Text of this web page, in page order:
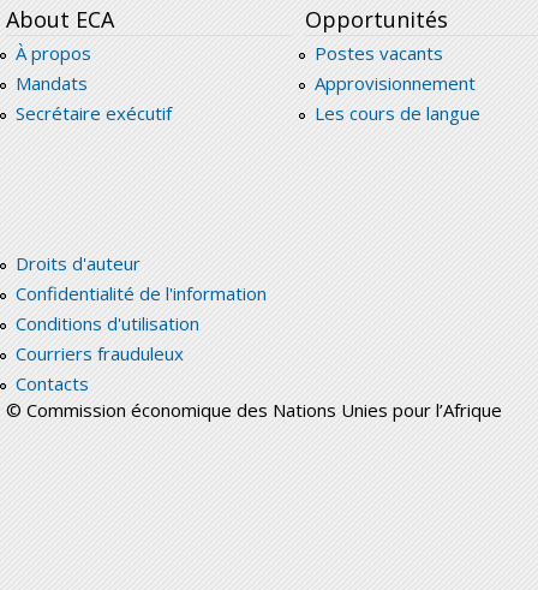
About ECA
À propos
Mandats
Secrétaire exécutif
Opportunités
Postes vacants
Approvisionnement
Les cours de langue
Droits d'auteur
Confidentialité de l'information
Conditions d'utilisation
Courriers frauduleux
Contacts
© Commission économique des Nations Unies pour l’Afrique